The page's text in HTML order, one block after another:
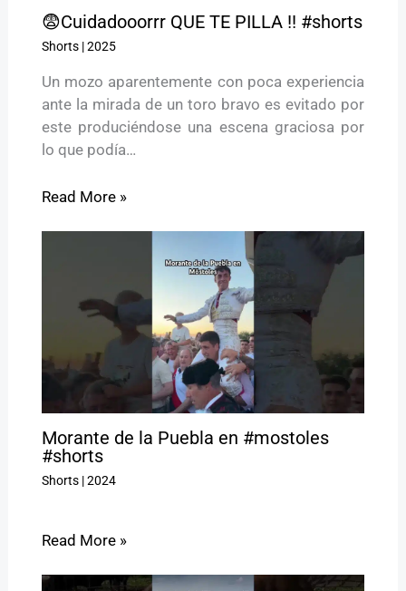
😨Cuidadooorrr QUE TE PILLA !! #shorts
Shorts|2025
Un mozo aparentemente con poca experiencia
ante la mirada de un toro bravo es evitado por
este produciéndose una escena graciosa por
lo que podía…
Read More »
Morante de la Puebla en #mostoles
#shorts
Shorts|2024
Read More »